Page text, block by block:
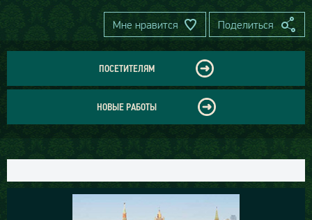
Мне нравится Поделиться
ПОСЕТИТЕЛЯМ
НОВЫЕ РАБОТЫ